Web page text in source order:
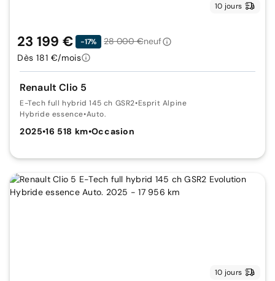
10 jours
Renault Clio 5
E-Tech full hybrid 145 ch GSR2•Esprit Alpine
Hybride essence•Auto.
2025•16 518 km•Occasion
23 199 € -17% 28 000 €neuf
Dès 181 €/mois
10 jours